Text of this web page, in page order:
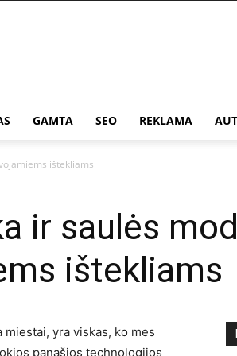
GAMTA SEO REKLAMA
ištekliams
ir saulės
ištekliams
yra viskas, ko mes
panašios technologijos